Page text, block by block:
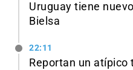
Uruguay tiene
Bielsa
22:11
Reportan un atípico